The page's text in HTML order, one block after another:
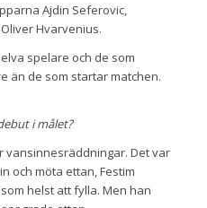
Ajdin Seferovic,
Hvarvenius.
spelare och de som
än de som startar matchen.
i målet?
vansinnesräddningar. Det var
och möta ettan, Festim
helst att fylla. Men han